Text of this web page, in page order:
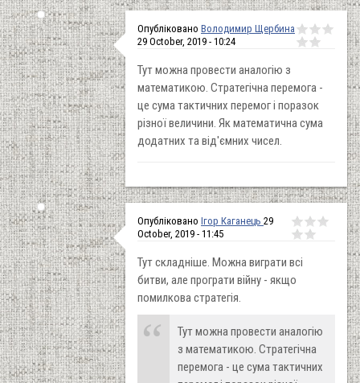
Опубліковано Володимир Щербина
29 October, 2019 - 10:24
Тут можна провести аналогію з
математикою. Стратегічна перемога -
це сума тактичних перемог і поразок
різної величини. Як математична сума
додатних та від'ємних чисел.
Опубліковано Ігор Каганець 29
October, 2019 - 11:45
Тут складніше. Можна виграти всі
битви, але програти війну - якщо
помилкова стратегія.
Тут можна провести аналогію
з математикою. Стратегічна
перемога - це сума тактичних